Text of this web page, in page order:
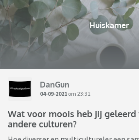
Huiskamer
DanGun
04-09-2021 om 23:31
Wat voor moois heb jij geleerd
andere culturen?